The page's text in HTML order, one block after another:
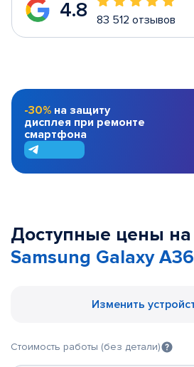
4.8 83 512 отзывов
-30% на защиту
дисплея при ремонте
смартфона
Доступные цены
Samsung Galaxy A36
Изменить
Стоимость работы (без детали)